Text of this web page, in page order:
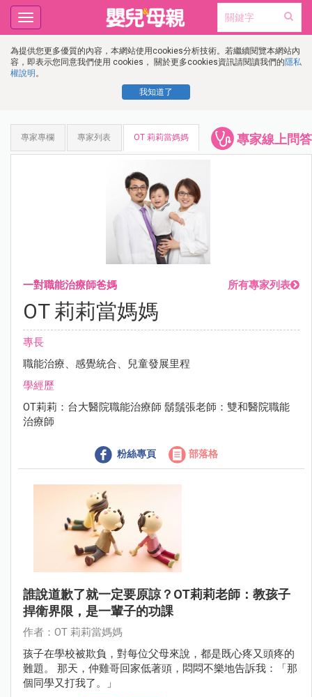
為提供您更多優質的內容，本網站使用cookies分析技術。若繼續閱覽本網站內
容，即表示您同意我們使用 cookies， 關於更多cookies資訊請閱讀我們的隱私
權說明 。
我知道了
Toggle
navigation
專家線上問答
專家專欄 專家列表 OT 莉莉當媽媽
一對職能治療師爸媽 所有專家列表
OT 莉莉當媽媽
專長
職能治療、感覺統合、兒童發展里程
學經歷
OT莉莉：台大醫院職能治療師 鬍鬚張老師：雙和醫院職能
治療師
粉絲專頁 部落格
誰說道歉了就一定要原諒？OT莉莉老師：教孩子
捍衛界限，是一輩子的功課
作者：OT 莉莉當媽媽
孩子在學校被欺負，對每位父母來說，都是既心疼又頭疼的
難題。 那天，仲雞哥回家低著頭，悶悶不樂地告訴我：「那
個同學又打我了。」